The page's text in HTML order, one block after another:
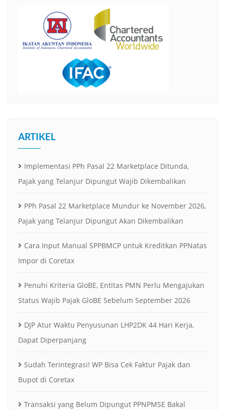
ARTIKEL
Implementasi PPh Pasal 22 Marketplace Ditunda,
Pajak yang Telanjur Dipungut Wajib Dikembalikan
PPh Pasal 22 Marketplace Mundur ke November 2026,
Pajak yang Telanjur Dipungut Akan Dikembalikan
Cara Input Manual SPPBMCP untuk Kreditkan PPNatas
Impor di Coretax
Penuhi Kriteria GloBE, Entitas PMN Perlu Mengajukan
Status Wajib Pajak GloBE Sebelum September 2026
DJP Atur Waktu Penyusunan LHP2DK 44 Hari Kerja,
Dapat Diperpanjang
Sudah Terintegrasi! WP Bisa Cek Faktur Pajak dan
Bupot di Coretax
Transaksi yang Belum Dipungut PPNPMSE Bakal